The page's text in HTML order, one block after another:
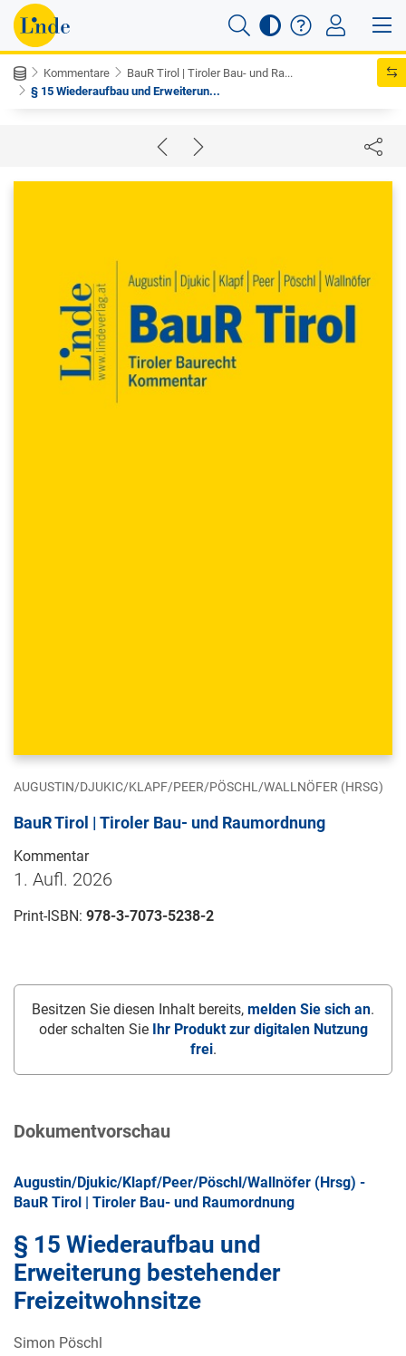
Kommentare
BauR Tirol | Tiroler Bau- und Ra...
§ 15 Wiederaufbau und Erweiterun...
AUGUSTIN/DJUKIC/KLAPF/PEER/PÖSCHL/WALLNÖFER (HRSG)
BauR Tirol | Tiroler Bau- und Raumordnung
Kommentar
1. Aufl. 2026
Print-ISBN: 978-3-7073-5238-2
Besitzen Sie diesen Inhalt bereits, melden Sie sich an.
oder schalten Sie
Ihr Produkt zur digitalen Nutzung
frei.
Dokumentvorschau
Augustin/Djukic/Klapf/Peer/Pöschl/Wallnöfer (Hrsg) -
BauR Tirol | Tiroler Bau- und Raumordnung
§ 15 Wiederaufbau und
Erweiterung bestehender
Freizeitwohnsitze
Simon Pöschl